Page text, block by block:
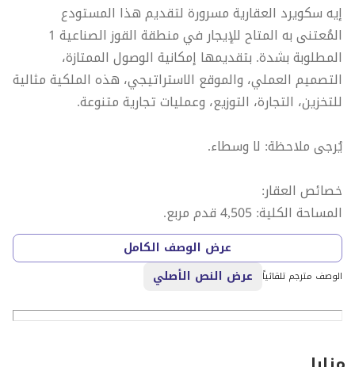
إيه سكويرد العقارية مسرورة لتقديم هذا المستودع
المُعتنى به المتاح للإيجار في منطقة القوز الصناعية 1
المطلوبة بشدة. بتقديمها إمكانية الوصول الممتازة،
التصميم العملي، والموقع الاستراتيجي، هذه الملكية مثالية
للتخزين، التجارة، التوزيع، وعمليات تجارية متنوعة.
يُرجى ملاحظة: لا وسطاء.
خصائص العقار:
المساحة الكلية: 4,505 قدم مربع.
1 دورات مياه
ارتفاع سقف جيد
سهولة الوصول للتحميل والتفريغ
تجديد قيد التنفيذ
عرض الوصف الكامل
الوصف مترجم تلقائياً عرض النص الأصلي